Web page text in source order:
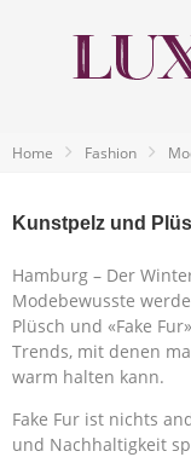
Home Fashion
Kunstpelz und
Hamburg – Der
Modebewusste
Plüsch und «Fake
Trends, mit denen
warm halten kann.
Fake Fur ist nichts
und Nachhaltigkeit